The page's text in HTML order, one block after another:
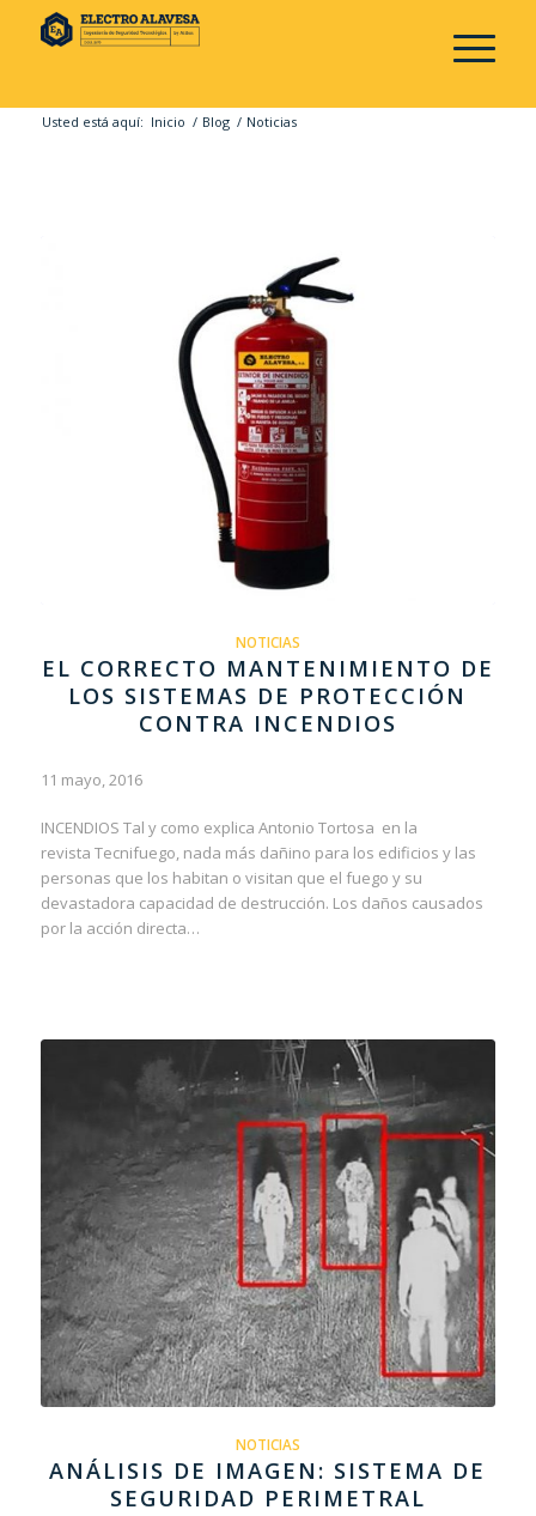
Usted está aquí: Inicio / Blog / Noticias
NOTICIAS
EL CORRECTO MANTENIMIENTO DE
LOS SISTEMAS DE PROTECCIÓN
CONTRA INCENDIOS
11 mayo, 2016
INCENDIOS Tal y como explica Antonio Tortosa en la
revista Tecnifuego, nada más dañino para los edificios y las
personas que los habitan o visitan que el fuego y su
devastadora capacidad de destrucción. Los daños causados
por la acción directa…
NOTICIAS
ANÁLISIS DE IMAGEN: SISTEMA DE
SEGURIDAD PERIMETRAL